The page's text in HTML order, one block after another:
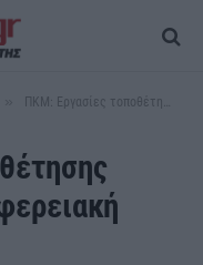
ΠΚΜ: Εργασίες τοποθέτησης στηθαίων στην Περιφερειακή Οδό Θεσσαλονίκης